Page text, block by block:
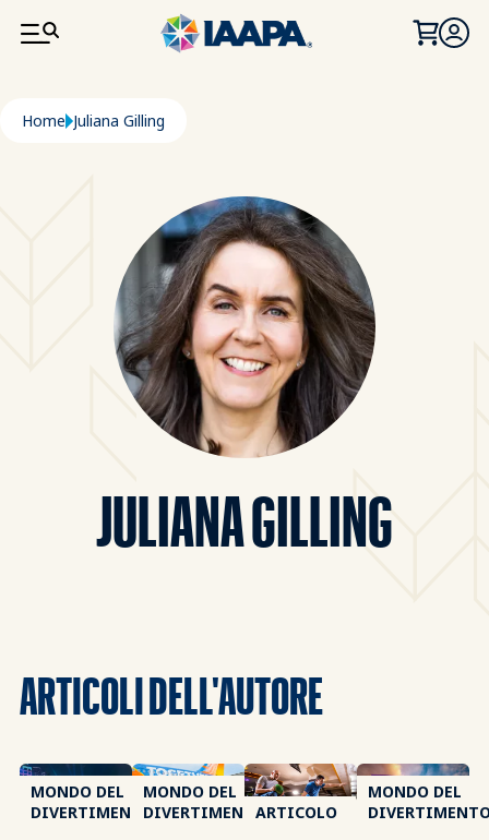
SALTA AL CONTENUTO PRINCIPALE
Briciole di pane
Home Juliana Gilling
JULIANA GILLING
ARTICOLI DELL'AUTORE
MONDO DEL
DIVERTIMENTO
MONDO DEL
DIVERTIMENTOARTICOLO
MONDO DEL